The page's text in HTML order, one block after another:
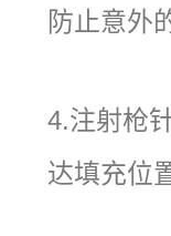
防止意外
4.注射枪
达填充位